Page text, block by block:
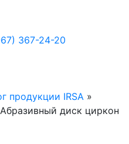
367-24-20
продукции IRSA »
Абразивный диск циркон